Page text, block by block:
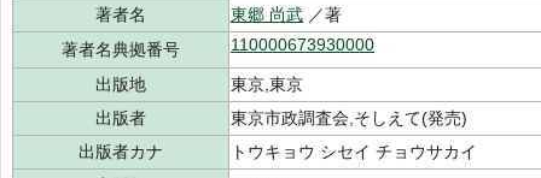
著者名
東郷 尚武 ／著
著者名典拠番号
110000673930000
出版地
東京,東京
出版者
東京市政調査会,そしえて(発売)
出版者カナ
トウキョウ シセイ チョウサカイ